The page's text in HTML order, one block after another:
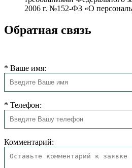
2006 г. №152-ФЗ «О
Обратная связь
* Ваше имя:
* Телефон:
Комментарий: